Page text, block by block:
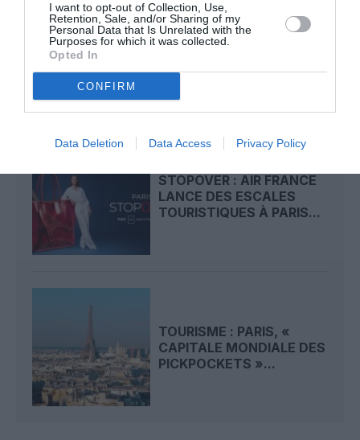
I want to opt-out of Collection, Use,
Retention, Sale, and/or Sharing of my
Personal Data that Is Unrelated with the
Purposes for which it was collected.
Opted In
CONFIRM
Data Deletion Data Access Privacy Policy
BEOND INVESTIT DANS
256 SIÈGES INCLINABLES
STOPOVER : AIR FRANCE
LANCE DES ESCALES
TOURISTIQUES À PARIS...
TOURISME : PARIS, «
CAPITALE MONDIALE DES
PICKPOCKETS »...